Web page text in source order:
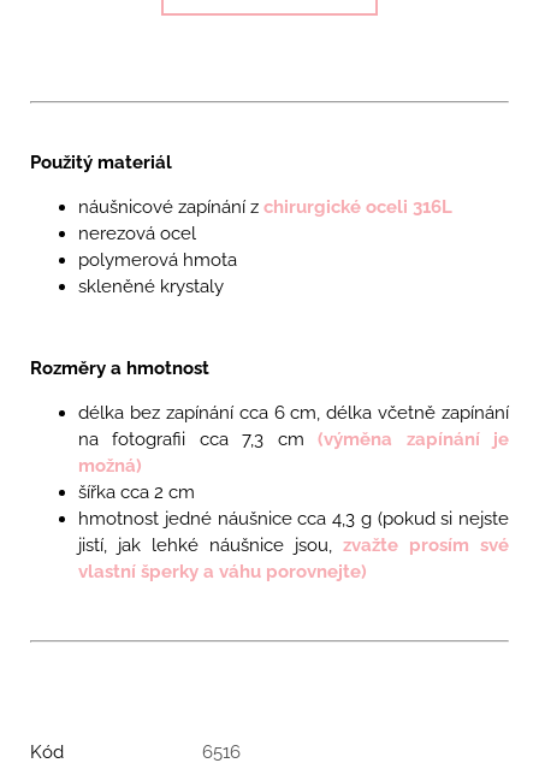
Použitý materiál
náušnicové zapínání z chirurgické oceli 316L
nerezová ocel
polymerová hmota
skleněné krystaly
Rozměry a hmotnost
délka bez zapínání cca 6 cm, délka včetně zapínání
na fotografii cca 7,3 cm
(výměna zapínání je
možná)
šířka cca 2 cm
hmotnost jedné náušnice cca 4,3 g(pokud si nejste
jistí, jak lehké náušnice jsou, zvažte prosím své
vlastní šperky a váhu porovnejte)
Kód
6516